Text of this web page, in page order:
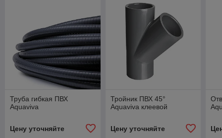
Труба гибкая ПВХ
Aquaviva
Цену уточняйте
Тройник ПВХ 45°
Aquaviva клеевой
Цену уточняйте